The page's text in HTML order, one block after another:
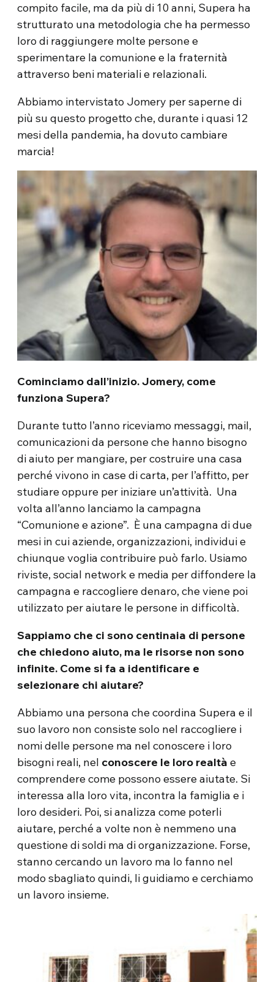
compito facile, ma da più di 10 anni, Supera ha
strutturato una metodologia che ha permesso
loro di raggiungere molte persone e
sperimentare la comunione e la fraternità
attraverso beni materiali e relazionali.
Abbiamo intervistato Jomery per saperne di
più su questo progetto che, durante i quasi 12
mesi della pandemia, ha dovuto cambiare
marcia!
Cominciamo dall’inizio. Jomery, come
funziona Supera?
Durante tutto l’anno riceviamo messaggi, mail,
comunicazioni da persone che hanno bisogno
di aiuto per mangiare, per costruire una casa
perché vivono in case di carta, per l’affitto, per
studiare oppure per iniziare un’attività. Una
volta all’anno lanciamo la campagna
“Comunione e azione”. È una campagna di due
mesi in cui aziende, organizzazioni, individui e
chiunque voglia contribuire può farlo. Usiamo
riviste, social network e media per diffondere la
campagna e raccogliere denaro, che viene poi
utilizzato per aiutare le persone in difficoltà.
Sappiamo che ci sono centinaia di persone
che chiedono aiuto, ma le risorse non sono
infinite. Come si fa a identificare e
selezionare chi aiutare?
Abbiamo una persona che coordina Supera e il
suo lavoro non consiste solo nel raccogliere i
nomi delle persone ma nel conoscere i loro
bisogni reali, nel conoscere le loro realtà e
comprendere come possono essere aiutate. Si
interessa alla loro vita, incontra la famiglia e i
loro desideri. Poi, si analizza come poterli
aiutare, perché a volte non è nemmeno una
questione di soldi ma di organizzazione. Forse,
stanno cercando un lavoro ma lo fanno nel
modo sbagliato quindi, li guidiamo e cerchiamo
un lavoro insieme.